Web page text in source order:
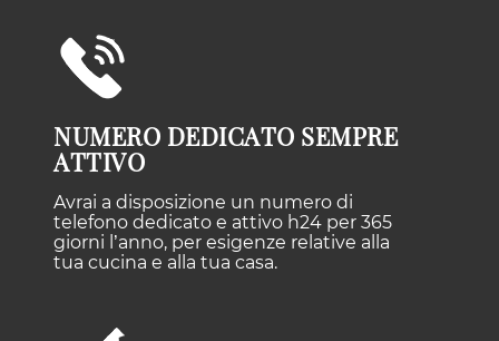
NUMERO DEDICATO SEMPRE
ATTIVO
Avrai a disposizione un numero di
telefono dedicato e attivo h24 per 365
giorni l’anno, per esigenze relative alla
tua cucina e alla tua casa.